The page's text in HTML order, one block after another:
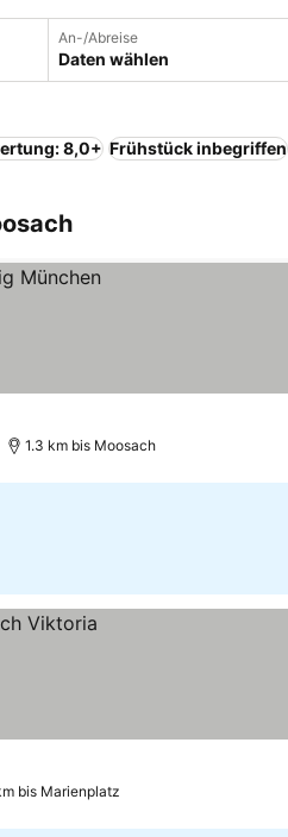
An-/Abreise
Daten wählen
8,0+ Frühstück inbegriffen
1.3 km bis Moosach
bis Marienplatz